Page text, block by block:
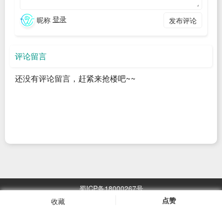
收藏 点赞
这里简单的列举下部分软件：
zsh ……
编程语言：binutils、clang、dart、erlang、golang、lua、
postgresql、redis、sqlite ……
媒体工具：ffmpeg、imagemagick、mpv、sox ……
网络工具：curl、httping、nmap、wget ……
昵称 登录 发布评论
评论留言
还没有评论留言，赶紧来抢楼吧~~
蜀ICP备18000267号
万次